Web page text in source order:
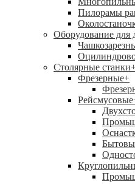
Пилорамы
Оборудование для
Столярные станки
Фрезерные+
Рейсмусовые